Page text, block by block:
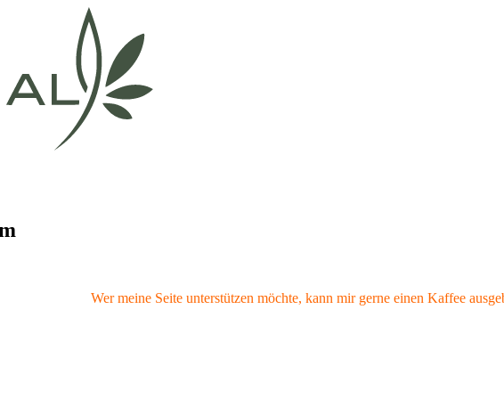
Wer meine Seite unterstützen möchte, kann mir gerne einen Kaffee